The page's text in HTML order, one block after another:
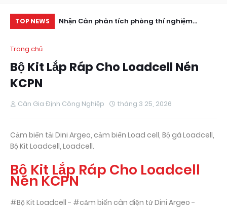
TOP NEWS
giao-
Nhận Cân phân tích phòng thí nghiệm
Trang chủ
Bộ Kit Lắp Ráp Cho Loadcell Nén
KCPN
Cân Gia Định Công Nghiệp tháng 3 25, 2026
Cảm biến tải Dini Argeo, cảm biến Load cell, Bộ gá Loadcell,
Bộ Kit Loadcell, Loadcell.
Bộ Kit Lắp Ráp Cho Loadcell
Nén KCPN
#Bộ Kit Loadcell - #cảm biến cân điện tử Dini Argeo -